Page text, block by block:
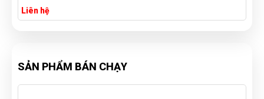
Liên hệ
SẢN PHẨM BÁN CHẠY